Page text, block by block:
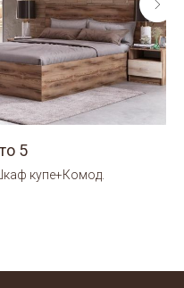
5
купе+Комод.